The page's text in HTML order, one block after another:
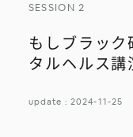
SESSION 2
もしブラッ
タルヘルス講
update : 2024-11-25